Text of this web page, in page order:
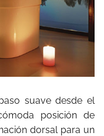
suave desde el
posición de
dorsal para un